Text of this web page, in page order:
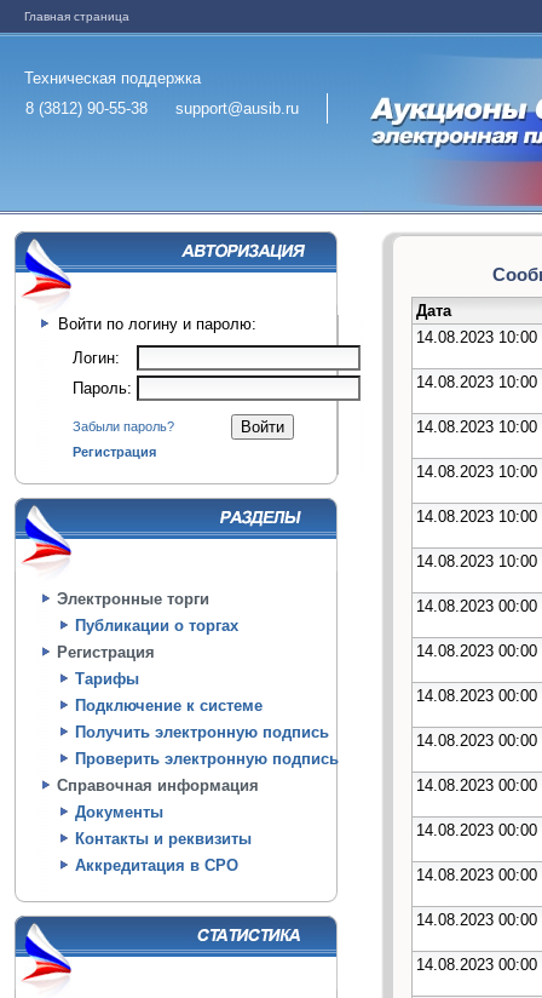
Главная страница
Техническая поддержка
8 (3812) 90-55-38
support@ausib.ru
Войти по логину и паролю:
Логин:
Пароль:
Забыли пароль?
Регистрация
Электронные торги
Публикации о торгах
Регистрация
Тарифы
Подключение к системе
Получить электронную подпись
Проверить электронную подпись
Справочная информация
Документы
Контакты и реквизиты
Аккредитация в СРО
Дата
14.08.2023 10:00
14.08.2023 10:00
14.08.2023 10:00
14.08.2023 10:00
14.08.2023 10:00
14.08.2023 10:00
14.08.2023 00:00
14.08.2023 00:00
14.08.2023 00:00
14.08.2023 00:00
14.08.2023 00:00
14.08.2023 00:00
14.08.2023 00:00
14.08.2023 00:00
14.08.2023 00:00